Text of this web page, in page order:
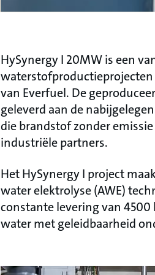
HySynergy I 20MW is een
van Everfuel. De
geleverd aan de
die brandstof zonder
industriële partners.
Het HySynergy I project
water elektrolyse (AWE)
constante levering van
water met geleidbaarheid